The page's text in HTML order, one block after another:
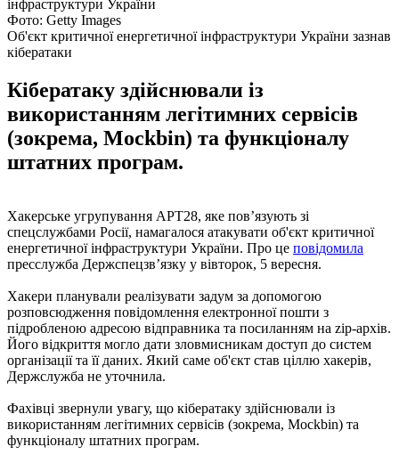
Фото: Getty Images
Об'єкт критичної енергетичної інфраструктури України зазнав
кібератаки
Кібератаку здійснювали із
використанням легітимних сервісів
(зокрема, Mockbin) та функціоналу
штатних програм.
Хакерське угрупування АРТ28, яке пов’язують зі
спецслужбами Росії, намагалося атакувати об'єкт критичної
енергетичної інфраструктури України. Про це повідомила
пресслужба Держспецзв’язку у вівторок, 5 вересня.
Хакери планували реалізувати задум за допомогою
розповсюдження повідомлення електронної пошти з
підробленою адресою відправника та посиланням на zip-архів.
Його відкриття могло дати зловмисникам доступ до систем
організації та її даних. Який саме об'єкт став ціллю хакерів,
Держслужба не уточнила.
Фахівці звернули увагу, що кібератаку здійснювали із
використанням легітимних сервісів (зокрема, Mockbin) та
функціоналу штатних програм.